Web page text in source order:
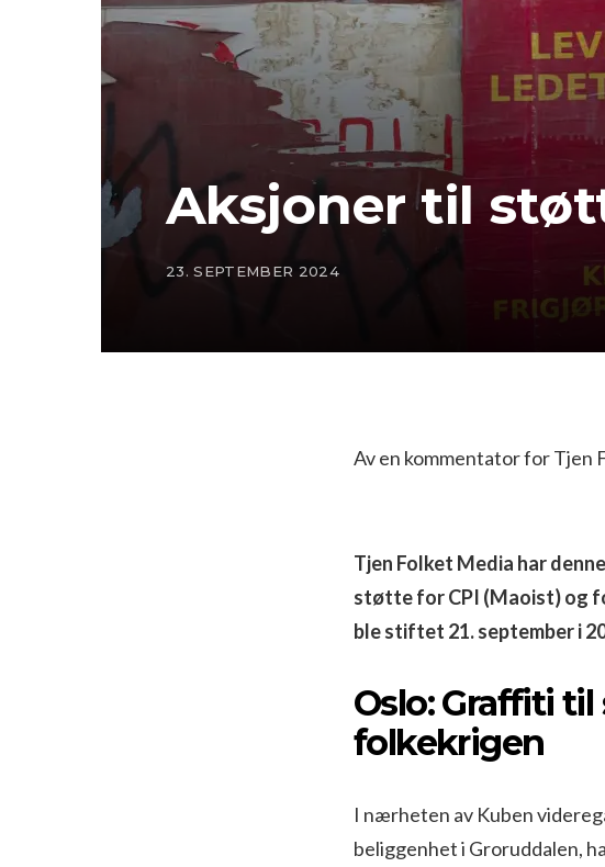
Aksjoner til
23. SEPTEMBER 2024
Av en kommentator for Tjen
Tjen Folket Media har
støtte for CPI (Maoist) og
ble stiftet 21. september i
Oslo: Graffiti
folkekrigen
I nærheten av Kuben
beliggenhet i Groruddalen,